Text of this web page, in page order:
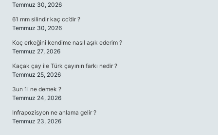
Temmuz 30, 2026
61 mm silindir kaç cc’dir ?
Temmuz 30, 2026
Koç erkeğini kendime nasıl aşık ederim ?
Temmuz 27, 2026
Kaçak çay ile Türk çayının farkı nedir ?
Temmuz 25, 2026
3un 1i ne demek ?
Temmuz 24, 2026
Infrapozisyon ne anlama gelir ?
Temmuz 23, 2026